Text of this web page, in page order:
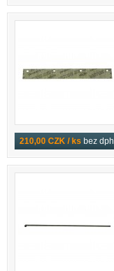
210,00 CZK / ks bez dph